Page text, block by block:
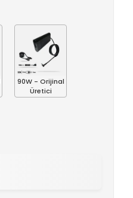
90W - Orijinal
Üretici